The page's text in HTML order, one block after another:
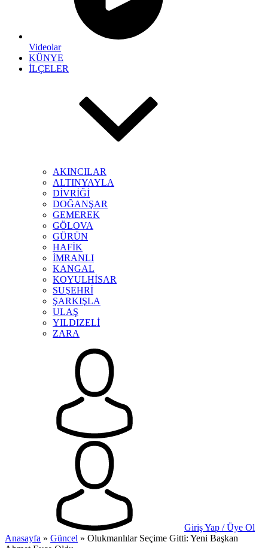
Videolar
KÜNYE
İLÇELER
AKINCILAR
ALTINYAYLA
DİVRİĞİ
DOĞANŞAR
GEMEREK
GÖLOVA
GÜRÜN
HAFİK
İMRANLI
KANGAL
KOYULHİSAR
SUŞEHRİ
ŞARKIŞLA
ULAŞ
YILDIZELİ
ZARA
Giriş Yap / Üye Ol
Anasayfa » Güncel » Olukmanlılar Seçime Gitti: Yeni Başkan